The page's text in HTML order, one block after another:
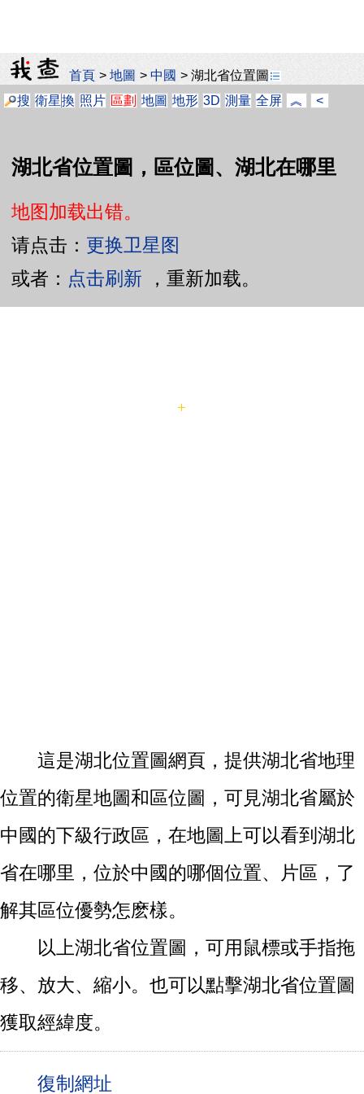
首頁 >地圖 >中國 >湖北省位置圖
搜 衛星換 照片 區劃 地圖 地形 3D 測量 全屏 ︽ <
湖北省位置圖，區位圖、湖北在哪里
地图加载出错。
请点击： 更换卫星图
或者： 点击刷新 ，重新加载。
這是湖北位置圖網頁，提供湖北省地理
位置的衛星地圖和區位圖，可見湖北省屬於
中國的下級行政區，在地圖上可以看到湖北
省在哪里，位於中國的哪個位置、片區，了
解其區位優勢怎麽樣。
以上湖北省位置圖，可用鼠標或手指拖
移、放大、縮小。也可以點擊湖北省位置圖
獲取經緯度。